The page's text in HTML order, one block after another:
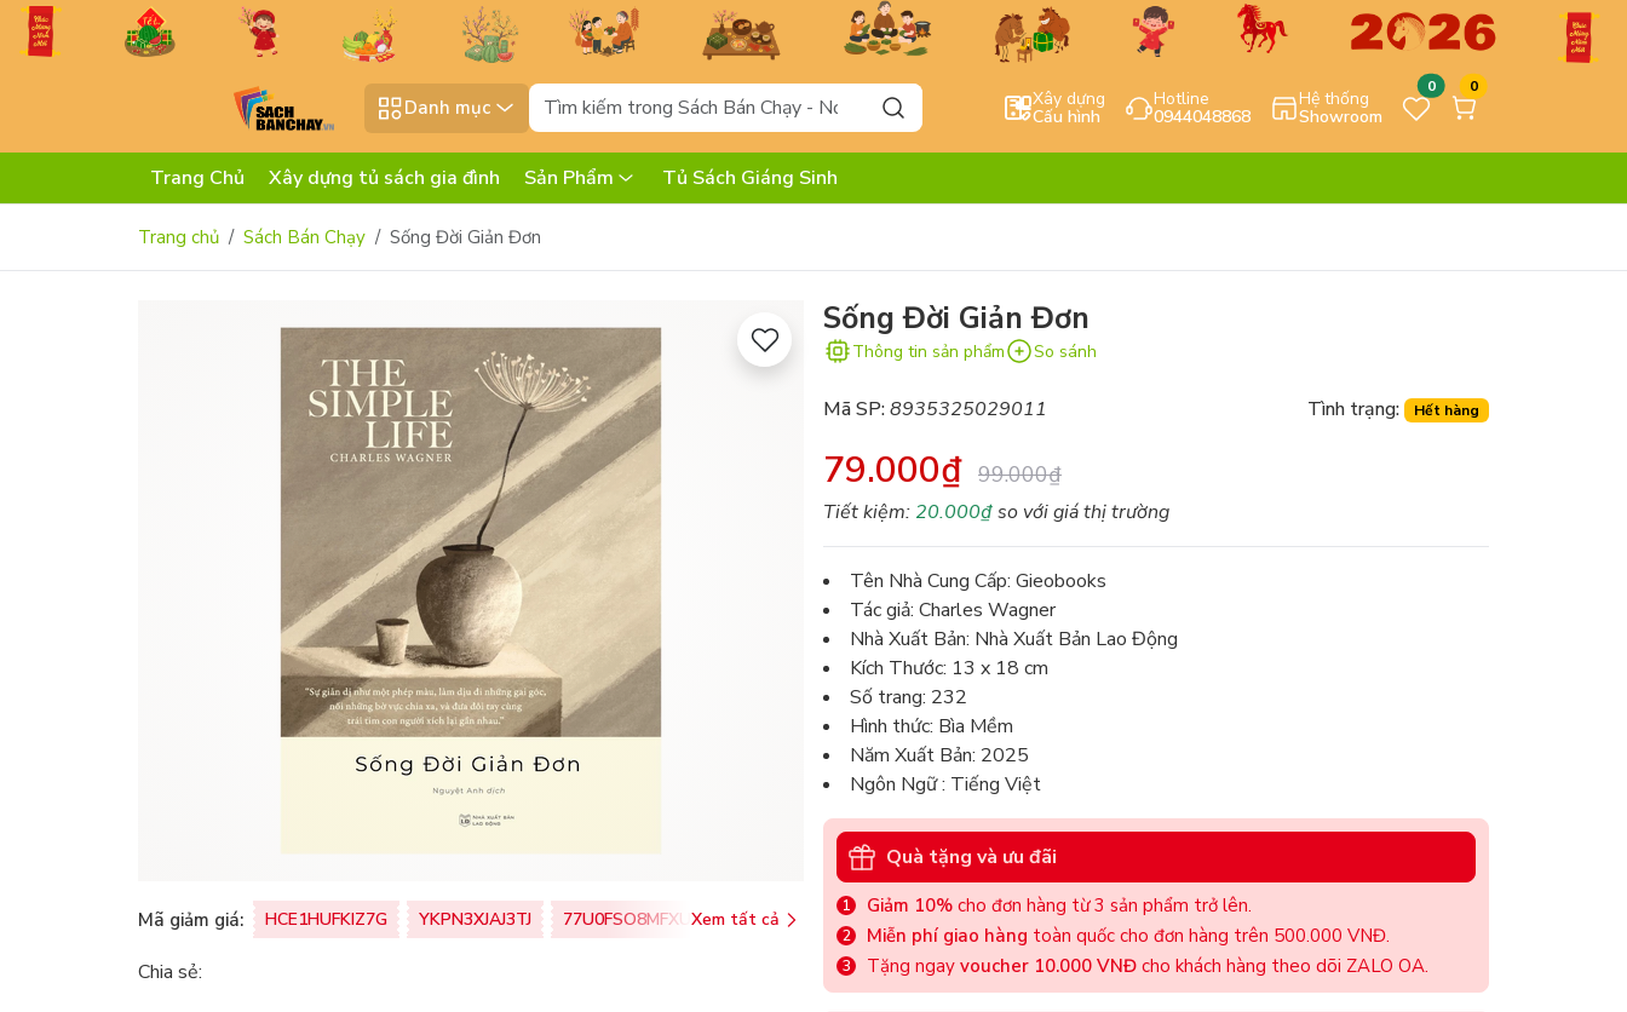
Danh mục Xây dựng
Cấu hình
Hotline
0944048868
Hệ thống
Showroom
0 0
Trang Chủ Xây dựng tủ sách gia đình Sản Phẩm Tủ Sách Giáng Sinh
Trang chủ Sách Bán Chạy Sống Đời Giản Đơn
Mã giảm giá: HCE1HUFKIZ7G YKPN3XJAJ3TJ 77U0FSO8MFXU Xem tất cả
Chia sẻ:
Sống Đời Giản Đơn
Thông tin sản phẩm So sánh
Mã SP:8935325029011 Tình trạng: Hết hàng
79.000₫ 99.000₫
Tiết kiệm: 20.000₫so với giá thị trường
Tên Nhà Cung Cấp: Gieobooks
Tác giả: Charles Wagner
Nhà Xuất Bản: Nhà Xuất Bản Lao Động
Kích Thước: 13 x 18 cm
Số trang: 232
Hình thức: Bìa Mềm
Năm Xuất Bản: 2025
Ngôn Ngữ : Tiếng Việt
Quà tặng và ưu đãi
Giảm 10% cho đơn hàng từ 3 sản phẩm trở lên.
Miễn phí giao hàng toàn quốc cho đơn hàng trên 500.000 VNĐ.
Tặng ngay voucher 10.000 VNĐ cho khách hàng theo dõi ZALO OA.